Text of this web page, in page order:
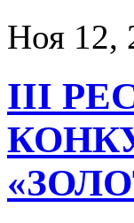
Ноя 12,
III